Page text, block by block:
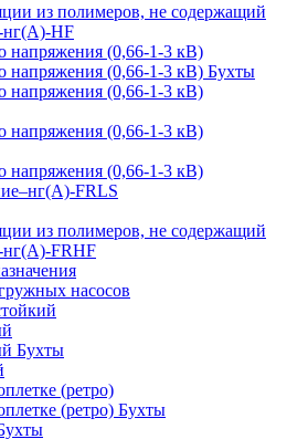
из полимеров, не содержащий
нг(А)-HF
напряжения (0,66-1-3 кВ)
напряжения (0,66-1-3 кВ) Бухты
напряжения (0,66-1-3 кВ)
напряжения (0,66-1-3 кВ)
напряжения (0,66-1-3 кВ)
FRLS
из полимеров, не содержащий
нг(А)-FRHF
насосов
Бухты
(ретро)
(ретро) Бухты